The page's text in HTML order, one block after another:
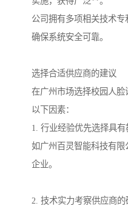
公司拥有多项相关技术专
确保系统安全可靠。
选择合适供应商的建议
在广州市场选择校园人
以下因素：
1. 行业经验优先选择具有
如广州百灵智能科技有
企业。
2. 技术实力考察供应商